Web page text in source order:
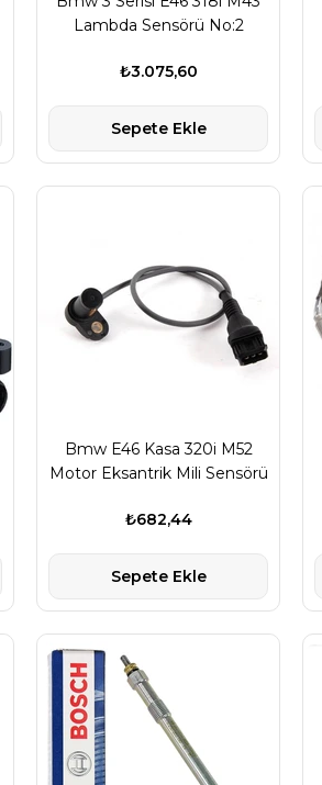
Lambda Sensörü No:2
₺3.075,60
Sepete Ekle
Bmw E46 Kasa 320i M52
Motor Eksantrik Mili Sensörü
₺682,44
Sepete Ekle